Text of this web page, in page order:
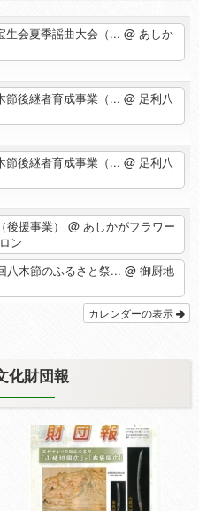
生会夏季謡曲大会（... @ あしか
節後継者育成事業（... @ 足利八
節後継者育成事業（... @ 足利八
後援事業） @ あしかがフラワー
ン
八木節のふるさと祭... @ 御厨地
カレンダーの表示
化財団報